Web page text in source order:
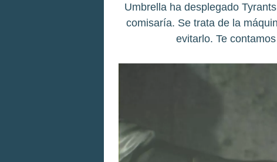
Umbrella ha desplegado
comisaría. Se trata de la
evitarlo. Te